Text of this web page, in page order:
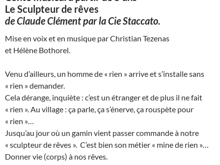
Le Sculpteur de rêves
de Claude Clément par la Cie Staccato.
Mise en voix et en musique par Christian Tezenas
et Hélène Bothorel.
Venu d’ailleurs, un homme de « rien » arrive et s’installe sans
« rien » demander.
Cela dérange, inquiète : c’est un étranger et de plus il ne fait
« rien ». Au village : ça parle, ça s’énerve, ça rouspète pour
« rien »…
Jusqu’au jour où un gamin vient passer commande à notre
« sculpteur de rêves ». C’est bien son métier « mine de rien »…
Donner vie (corps) à nos rêves.